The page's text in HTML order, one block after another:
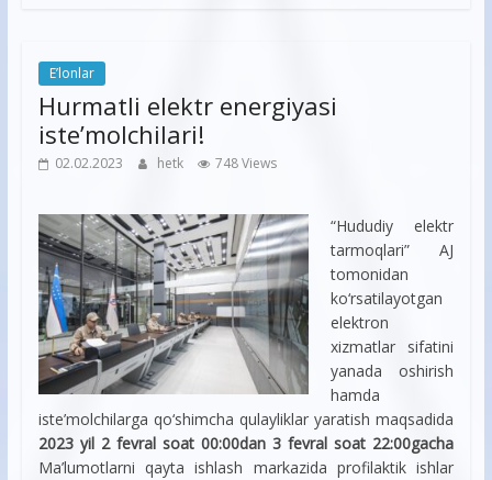
E’lonlar
Hurmatli elektr energiyasi
iste’molchilari!
02.02.2023 hetk 748 Views
“Hududiy elektr
tarmoqlari” AJ
tomonidan
kо‘rsatilayotgan
elektron
xizmatlar sifatini
yanada oshirish
hamda
iste’molchilarga qо‘shimcha qulayliklar yaratish maqsadida
2023 yil 2 fevral soat 00:00dan 3 fevral soat 22:00gacha
Ma’lumotlarni qayta ishlash markazida profilaktik ishlar